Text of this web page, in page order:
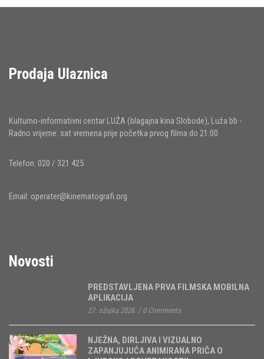
Prodaja Ulaznica
Kulturno-informativni centar LUŽA (blagajna kina Slobode), Luža bb -
Radno vrijeme: sat vremena prije početka prvog filma do 21:00
Telefon: 020 / 321 425
Email: operater@kinematografi.org
Novosti
PREDSTAVLJENA PRVA FILMSKA MOBILNA
APLIKACIJA
27. ožujka 2026. / 0 Comments
NJEŽNA, DIRLJIVA I VIZUALNO
ZAPANJUJUĆA ANIMIRANA PRIČA O